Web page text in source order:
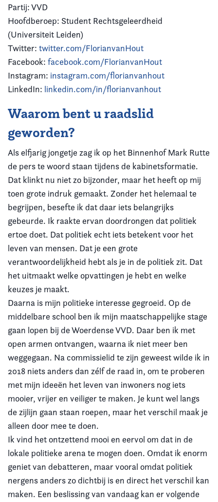
Partij: VVD
Hoofdberoep: Student Rechtsgeleerdheid
(Universiteit Leiden)
Twitter: twitter.com/FlorianvanHout
Facebook: facebook.com/FlorianvanHout
Instagram: instagram.com/florianvanhout
LinkedIn: linkedin.com/in/florianvanhout
Waarom bent u raadslid
geworden?
Als elfjarig jongetje zag ik op het Binnenhof Mark Rutte
de pers te woord staan tijdens de kabinetsformatie.
Dat klinkt nu niet zo bijzonder, maar het heeft op mij
toen grote indruk gemaakt. Zonder het helemaal te
begrijpen, besefte ik dat daar iets belangrijks
gebeurde. Ik raakte ervan doordrongen dat politiek
ertoe doet. Dat politiek echt iets betekent voor het
leven van mensen. Dat je een grote
verantwoordelijkheid hebt als je in de politiek zit. Dat
het uitmaakt welke opvattingen je hebt en welke
keuzes je maakt.
Daarna is mijn politieke interesse gegroeid. Op de
middelbare school ben ik mijn maatschappelijke stage
gaan lopen bij de Woerdense VVD. Daar ben ik met
open armen ontvangen, waarna ik niet meer ben
weggegaan. Na commissielid te zijn geweest wilde ik in
2018 niets anders dan zélf de raad in, om te proberen
met mijn ideeën het leven van inwoners nog iets
mooier, vrijer en veiliger te maken. Je kunt wel langs
de zijlijn gaan staan roepen, maar het verschil maak je
alleen door mee te doen.
Ik vind het ontzettend mooi en eervol om dat in de
lokale politieke arena te mogen doen. Omdat ik enorm
geniet van debatteren, maar vooral omdat politiek
nergens anders zo dichtbij is en direct het verschil kan
maken. Een beslissing van vandaag kan er volgende